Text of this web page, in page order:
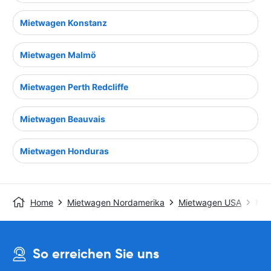
Mietwagen Konstanz
Mietwagen Malmö
Mietwagen Perth Redcliffe
Mietwagen Beauvais
Mietwagen Honduras
Home Mietwagen Nordamerika Mietwagen USA
So erreichen Sie uns